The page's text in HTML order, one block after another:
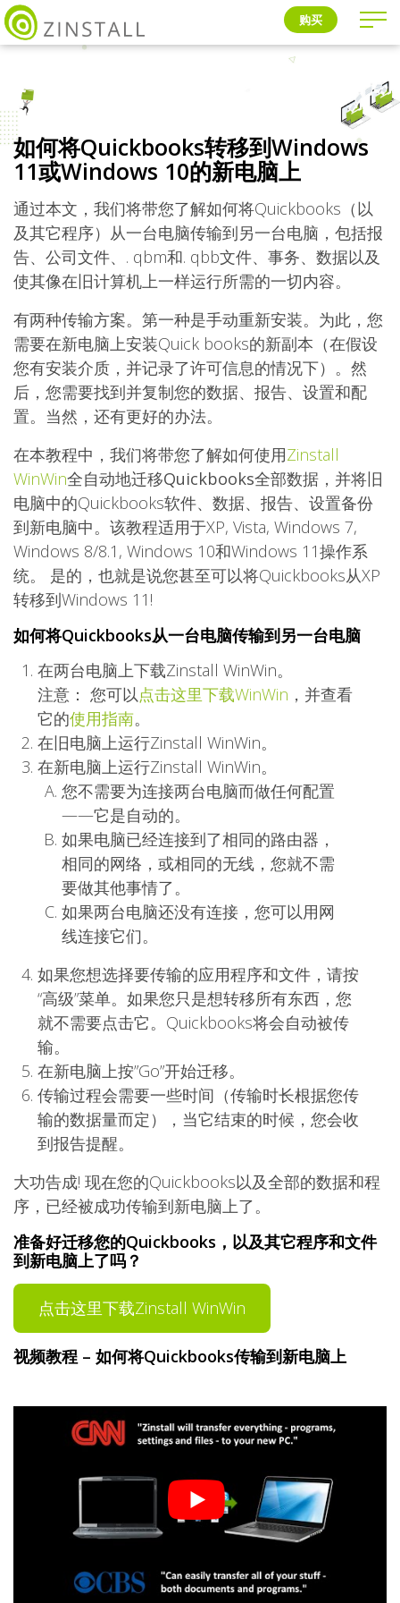
购买
如何将Quickbooks转移到Windows
11或Windows 10的新电脑上
通过本文，我们将带您了解如何将Quickbooks（以
及其它程序）从一台电脑传输到另一台电脑，包括报
告、公司文件、. qbm和. qbb文件、事务、数据以及
使其像在旧计算机上一样运行所需的一切内容。
有两种传输方案。第一种是手动重新安装。为此，您
需要在新电脑上安装Quick books的新副本（在假设
您有安装介质，并记录了许可信息的情况下）。然
后，您需要找到并复制您的数据、报告、设置和配
置。当然，还有更好的办法。
在本教程中，我们将带您了解如何使用Zinstall
WinWin全自动地迁移Quickbooks全部数据 ，并将旧
电脑中的Quickbooks软件、数据、报告、设置备份
到新电脑中。该教程适用于XP, Vista, Windows 7,
Windows 8/8.1, Windows 10和Windows 11操作系
统。 是的，也就是说您甚至可以将Quickbooks从XP
转移到Windows 11!
如何将Quickbooks从一台电脑传输到另一台电脑
在两台电脑上下载Zinstall WinWin。
注意： 您可以点击这里下载WinWin ，并查看
它的使用指南。
在旧电脑上运行Zinstall WinWin。
在新电脑上运行Zinstall WinWin。
您不需要为连接两台电脑而做任何配置
——它是自动的。
如果电脑已经连接到了相同的路由器，
相同的网络，或相同的无线，您就不需
要做其他事情了。
如果两台电脑还没有连接，您可以用网
线连接它们。
如果您想选择要传输的应用程序和文件，请按
“高级”菜单。如果您只是想转移所有东西，您
就不需要点击它。Quickbooks将会自动被传
输。
在新电脑上按”Go”开始迁移。
传输过程会需要一些时间（传输时长根据您传
输的数据量而定），当它结束的时候，您会收
到报告提醒。
大功告成! 现在您的Quickbooks以及全部的数据和程
序，已经被成功传输到新电脑上了。
准备好迁移您的Quickbooks，以及其它程序和文件
到新电脑上了吗？
点击这里下载Zinstall WinWin
视频教程 – 如何将Quickbooks传输到新电脑上